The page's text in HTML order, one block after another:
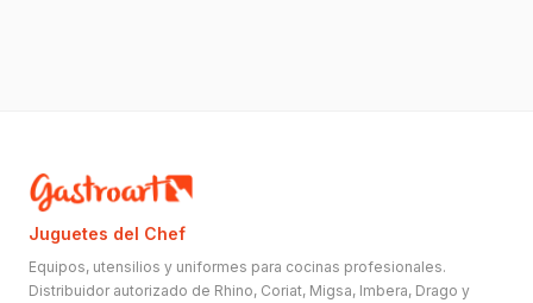
Juguetes del Chef
Equipos, utensilios y uniformes para cocinas profesionales.
Distribuidor autorizado de Rhino, Coriat, Migsa, Imbera, Drago y